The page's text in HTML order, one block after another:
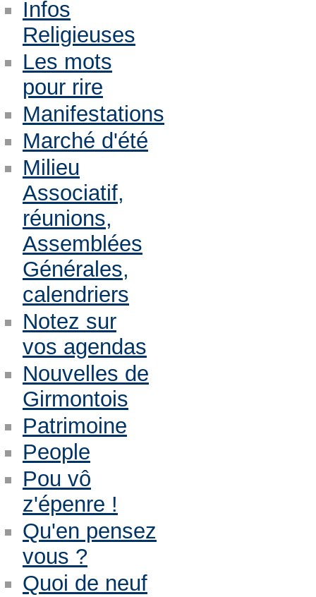
Infos
Religieuses
Les mots
pour rire
Manifestations
Marché d'été
Milieu
Associatif,
réunions,
Assemblées
Générales,
calendriers
Notez sur
vos agendas
Nouvelles de
Girmontois
Patrimoine
People
Pou vô
z'épenre !
Qu'en pensez
vous ?
Quoi de neuf